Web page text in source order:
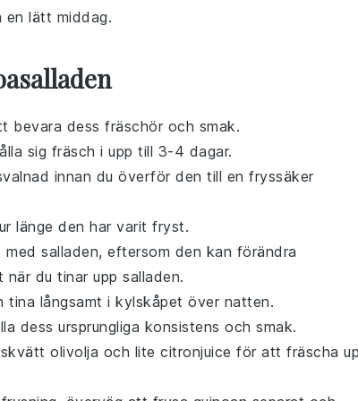
en lätt middag.
bevara dess fräschör och smak.
sig fräsch i upp till 3-4 dagar.
innan du överför den till en fryssäker
länge den har varit fryst.
med salladen, eftersom den kan förändra
du tinar upp salladen.
långsamt i kylskåpet över natten.
dess ursprungliga konsistens och smak.
olivolja och lite citronjuice för att fräscha